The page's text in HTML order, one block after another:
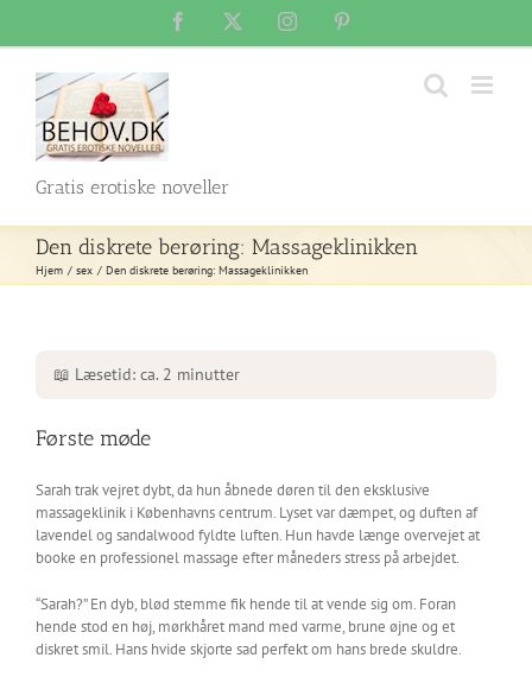
content
Facebook Instagram
Gratis erotiske noveller
Den diskrete berøring: Massageklinikken
Hjem sex Den diskrete berøring: Massageklinikken
📖 Læsetid: ca. 2 minutter
Første møde
Sarah trak vejret dybt, da hun åbnede døren til den eksklusive
massageklinik i Københavns centrum. Lyset var dæmpet, og duften af
lavendel og sandalwood fyldte luften. Hun havde længe overvejet at
booke en professionel massage efter måneders stress på arbejdet.
“Sarah?” En dyb, blød stemme fik hende til at vende sig om. Foran
hende stod en høj, mørkhåret mand med varme, brune øjne og et
diskret smil. Hans hvide skjorte sad perfekt om hans brede skuldre.